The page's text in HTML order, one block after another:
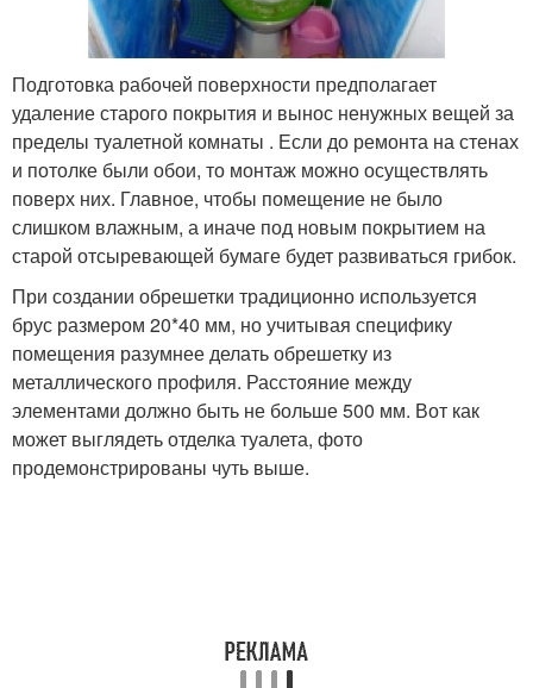
Подготовка рабочей поверхности предполагает
удаление старого покрытия и вынос ненужных вещей за
пределы туалетной комнаты . Если до ремонта на стенах
и потолке были обои, то монтаж можно осуществлять
поверх них. Главное, чтобы помещение не было
слишком влажным, а иначе под новым покрытием на
старой отсыревающей бумаге будет развиваться грибок.
При создании обрешетки традиционно используется
брус размером 20*40 мм, но учитывая специфику
помещения разумнее делать обрешетку из
металлического профиля. Расстояние между
элементами должно быть не больше 500 мм. Вот как
может выглядеть отделка туалета, фото
продемонстрированы чуть выше.